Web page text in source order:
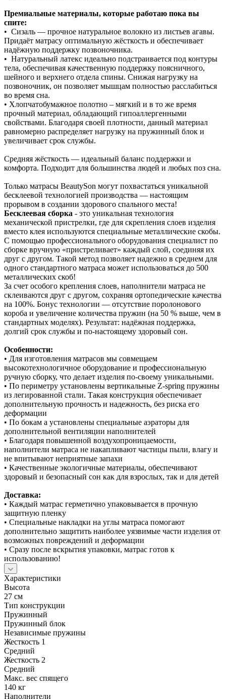
Премиальные материалы, которые работаю пока вы
спите:
• Сизаль — прочное натуральное волокно из листьев агавы.
Придаёт матрасу оптимальную жёсткость и обеспечивает
надёжную поддержку позвоночника.
• Натуральный латекс идеально подстраивается под контуры
тела, обеспечивая качественную поддержку поясничного,
шейного и верхнего отдела спины. Снижая нагрузку на
позвоночник, он позволяет мышцам полностью расслабиться
во время сна.
• Хлопчатобумажное полотно – мягкий и в то же время
прочный материал, обладающий гипоаллергенными
свойствами. Благодаря своей плотности, данный материал
равномерно распределяет нагрузку на пружинный блок и
увеличивает срок службы.
Средняя жёсткость — идеальный баланс поддержки и
комфорта. Подходит для большинства людей и любых поз сна.
Только матрасы BeautySon могут похвастаться уникальной
бесклеевой технологией производства — настоящим
прорывом в создании здорового спального места!
Бесклеевая сборка - это уникальная технология
механической пристрелки, где для скрепления слоев изделия
вместо клея используются специальные металлические скобы.
С помощью профессионального оборудования специалист по
сборке вручную «пристреливает» каждый слой, соединяя их
друг с другом. Такой метод позволяет надежно в среднем для
одного стандартного матраса может использоваться до 500
металлических скоб!
За счет особого крепления слоев, наполнители матраса не
склеиваются друг с другом, сохраняя ортопедические качества
на 100%. Бонус технологии — отсутствие поролонового
короба и увеличение количества пружин (на 50 % выше, чем в
стандартных моделях). Результат: надёжная поддержка,
долгий срок службы и по‑настоящему здоровый сон.
Особенности:
• Для изготовления матрасов мы совмещаем
высокотехнологичное оборудование и профессиональную
ручную сборку, что делает изделия по-своему уникальными.
• По периметру установлены вертикальные Z-spring пружины
из легированной стали. Такая конструкция обеспечивает
дополнительную прочность и надежность, без риска его
деформации
• По бокам а установлены специальные аэраторы для
дополнительной вентиляции наполнителей
• Благодаря повышенной воздухопроницаемости,
наполнители матраса не накапливают частицы пыли, влагу и
не впитывают неприятные запахи
• Качественные экологичные материалы, обеспечивают
здоровый и безопасный сон как для взрослых, так и для детей
Доставка:
• Каждый матрас герметично упаковывается в прочную
защитную пленку
• Специальные накладки на углы матраса помогают
дополнительно защитить наиболее уязвимые части изделия от
возможных повреждений и деформации
• Сразу после вскрытия упаковки, матрас готов к
использованию!
Характеристики
Высота
27 см
Тип конструкции
Пружинный
Пружинный блок
Независимые пружины
Жесткость 1
Средний
Жесткость 2
Средний
Макс. вес спящего
140 кг
Наполнители